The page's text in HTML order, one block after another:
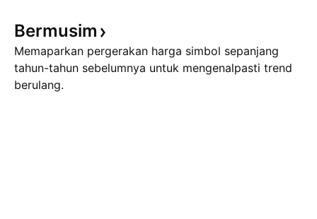
Bermusim
Memaparkan pergerakan harga simbol sepanjang
tahun-tahun sebelumnya untuk mengenalpasti trend
berulang.